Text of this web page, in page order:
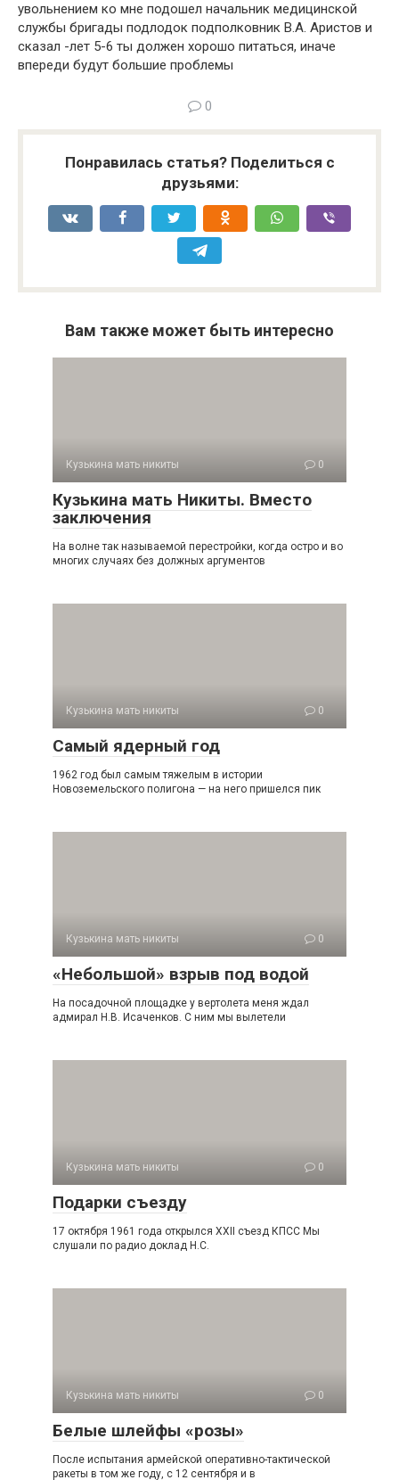
уволь­нением ко мне подошел начальник медицинской
службы бригады подлодок подполковник В.А. Аристов и
сказал -лет 5-6 ты должен хорошо питаться, иначе
впереди будут большие проблемы
0
Понравилась статья? Поделиться с
друзьями:
Вам также может быть интересно
Кузькина мать никиты 0
Кузькина мать Никиты. Вместо
заключения
На волне так называемой перестройки, когда остро и во
многих случаях без должных аргументов
Кузькина мать никиты 0
Самый ядерный год
1962 год был самым тяжелым в истории
Новоземельского полигона — на него пришелся пик
Кузькина мать никиты 0
«Небольшой» взрыв под водой
На посадочной площадке у вертолета меня ждал
адмирал Н.В. Исаченков. С ним мы вылетели
Кузькина мать никиты 0
Подарки съезду
17 октября 1961 года открылся XXII съезд КПСС Мы
слушали по радио доклад Н.С.
Кузькина мать никиты 0
Белые шлейфы «розы»
После испытания армейской оперативно-тактической
ра­кеты в том же году, с 12 сентября и в